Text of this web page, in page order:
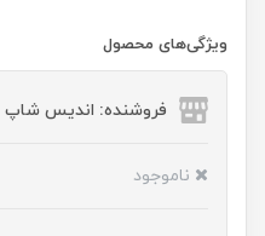
ویژگی‌های محصول
فروشنده: اندیس شاپ
ناموجود